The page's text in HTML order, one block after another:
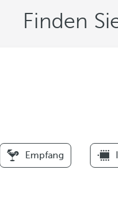
Finden
Empfang